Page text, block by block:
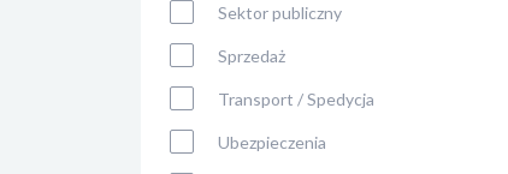
Sektor publiczny
Sprzedaż
Transport / Spedycja
Ubezpieczenia